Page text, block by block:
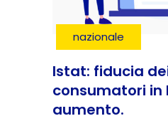
nazionale
Istat: fiducia
consumatori in
aumento.